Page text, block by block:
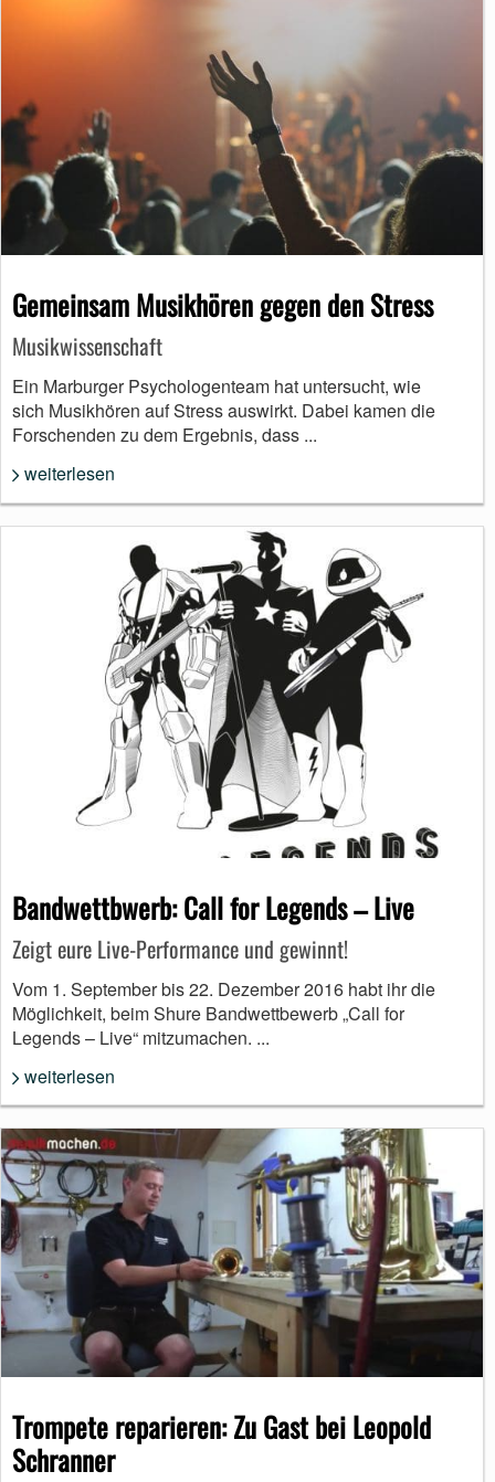
Gemeinsam Musikhören gegen den Stress
Musikwissenschaft
Ein Marburger Psychologenteam hat untersucht, wie
sich Musikhören auf Stress auswirkt. Dabei kamen die
Forschenden zu dem Ergebnis, dass ...
weiterlesen
Bandwettbwerb: Call for Legends – Live
Zeigt eure Live-Performance und gewinnt!
Vom 1. September bis 22. Dezember 2016 habt ihr die
Möglichkeit, beim Shure Bandwettbewerb „Call for
Legends – Live“ mitzumachen. ...
weiterlesen
Trompete reparieren: Zu Gast bei Leopold
Schranner